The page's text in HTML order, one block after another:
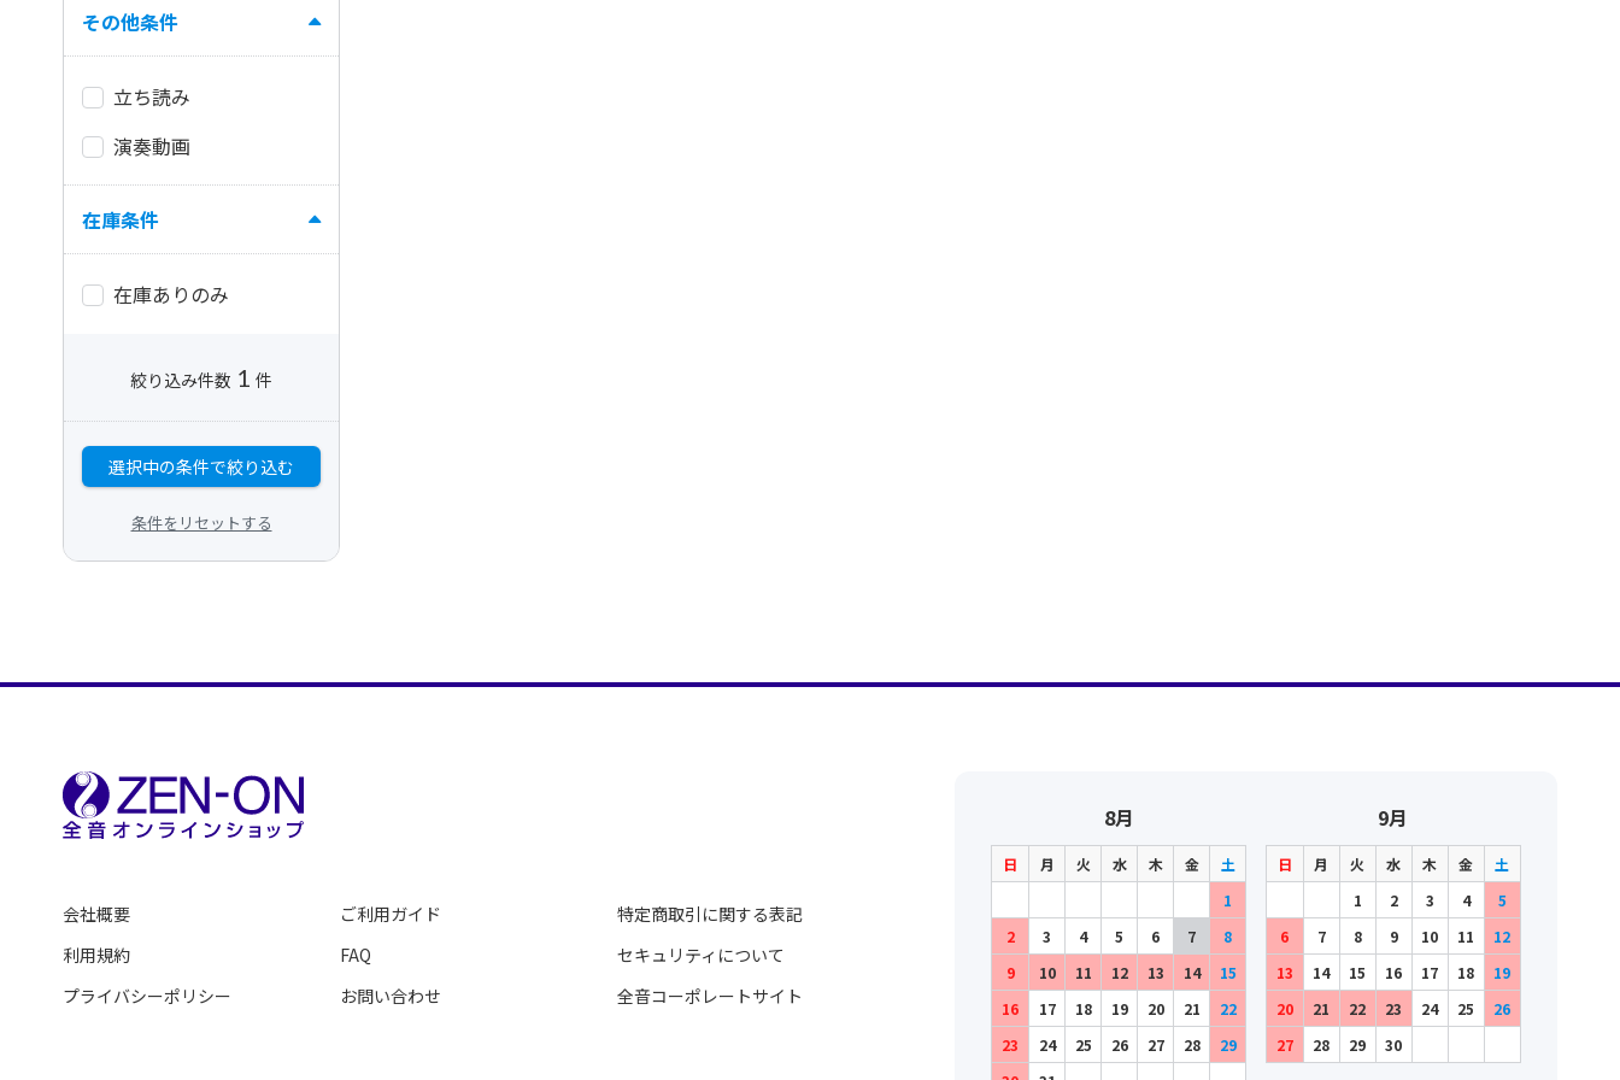
その他条件
立ち読み
演奏動画
在庫条件
在庫ありのみ
絞り込み件数 1 件
選択中の条件で絞り込む
条件をリセットする
会社概要
利用規約
プライバシーポリシー
ご利用ガイド
FAQ
お問い合わせ
特定商取引に関する表記
セキュリティについて
全音コーポレートサイト
8月
日 月 火 水 木 金
土
1
2
3 4 5 6 7
8
9
10 11 12 13 14
15
16
17 18 19 20 21
22
23
24 25 26 27 28
29
9月
日 月 火 水 木 金
土
1
2 3 4
5
6
7 8 9 10 11
12
13
14 15 16 17 18
19
20
21 22 23 24 25
26
27
28 29 30